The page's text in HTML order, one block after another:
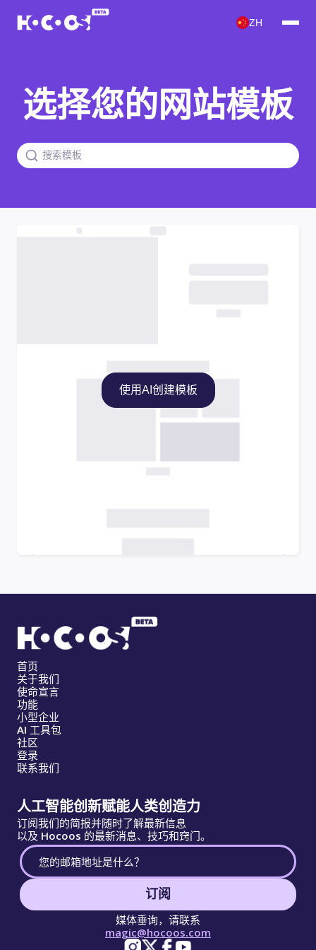
ZH
选择您的网站模板
使用AI创建模板
首页
关于我们
使命宣言
功能
小型企业
AI 工具包
社区
登录
联系我们
人工智能创新赋能人类创造力
订阅我们的简报并随时了解最新信息
以及 Hocoos 的最新消息、技巧和窍门。
订阅
媒体垂询，请联系
magic@hocoos.com